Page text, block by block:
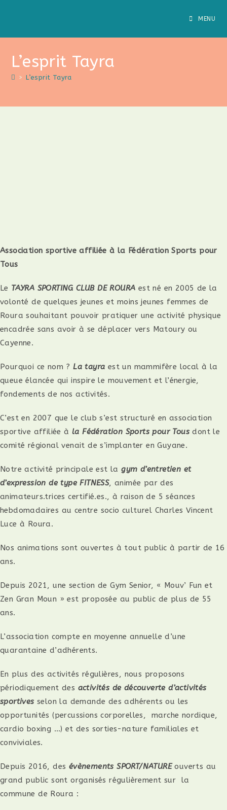
MENU
L’esprit Tayra
> L’esprit Tayra
Association sportive affiliée à la Fédération Sports pour
Tous
Le TAYRA SPORTING CLUB DE ROURA est né en 2005 de la
volonté de quelques jeunes et moins jeunes femmes de
Roura souhaitant pouvoir pratiquer une activité physique
encadrée sans avoir à se déplacer vers Matoury ou
Cayenne.
Pourquoi ce nom ?La tayra est un mammifère local à la
queue élancée qui inspire le mouvement et l’énergie,
fondements de nos activités.
C’est en 2007 que le club s’est structuré en association
sportive affiliée àla Fédération Sports pour Tous dont le
comité régional venait de s’implanter en Guyane.
Notre activité principale est lagym d’entretien et
d’expression de type FITNESS, animée par des
animateurs.trices certifié.es., à raison de 5 séances
hebdomadaires au centre socio culturel Charles Vincent
Luce à Roura.
Nos animations sont ouvertes à tout public à partir de 16
ans.
Depuis 2021, une section de Gym Senior, « Mouv’ Fun et
Zen Gran Moun » est proposée au public de plus de 55
ans.
L’association compte en moyenne annuelle d’une
quarantaine d’adhérents.
En plus des activités régulières, nous proposons
périodiquement des activités de découverte d’activités
sportives selon la demande des adhérents ou les
opportunités (percussions corporelles, marche nordique,
cardio boxing …) et des sorties-nature familiales et
conviviales.
Depuis 2016, des évènements SPORT/NATUREouverts au
grand public sont organisés régulièrement sur la
commune de Roura :